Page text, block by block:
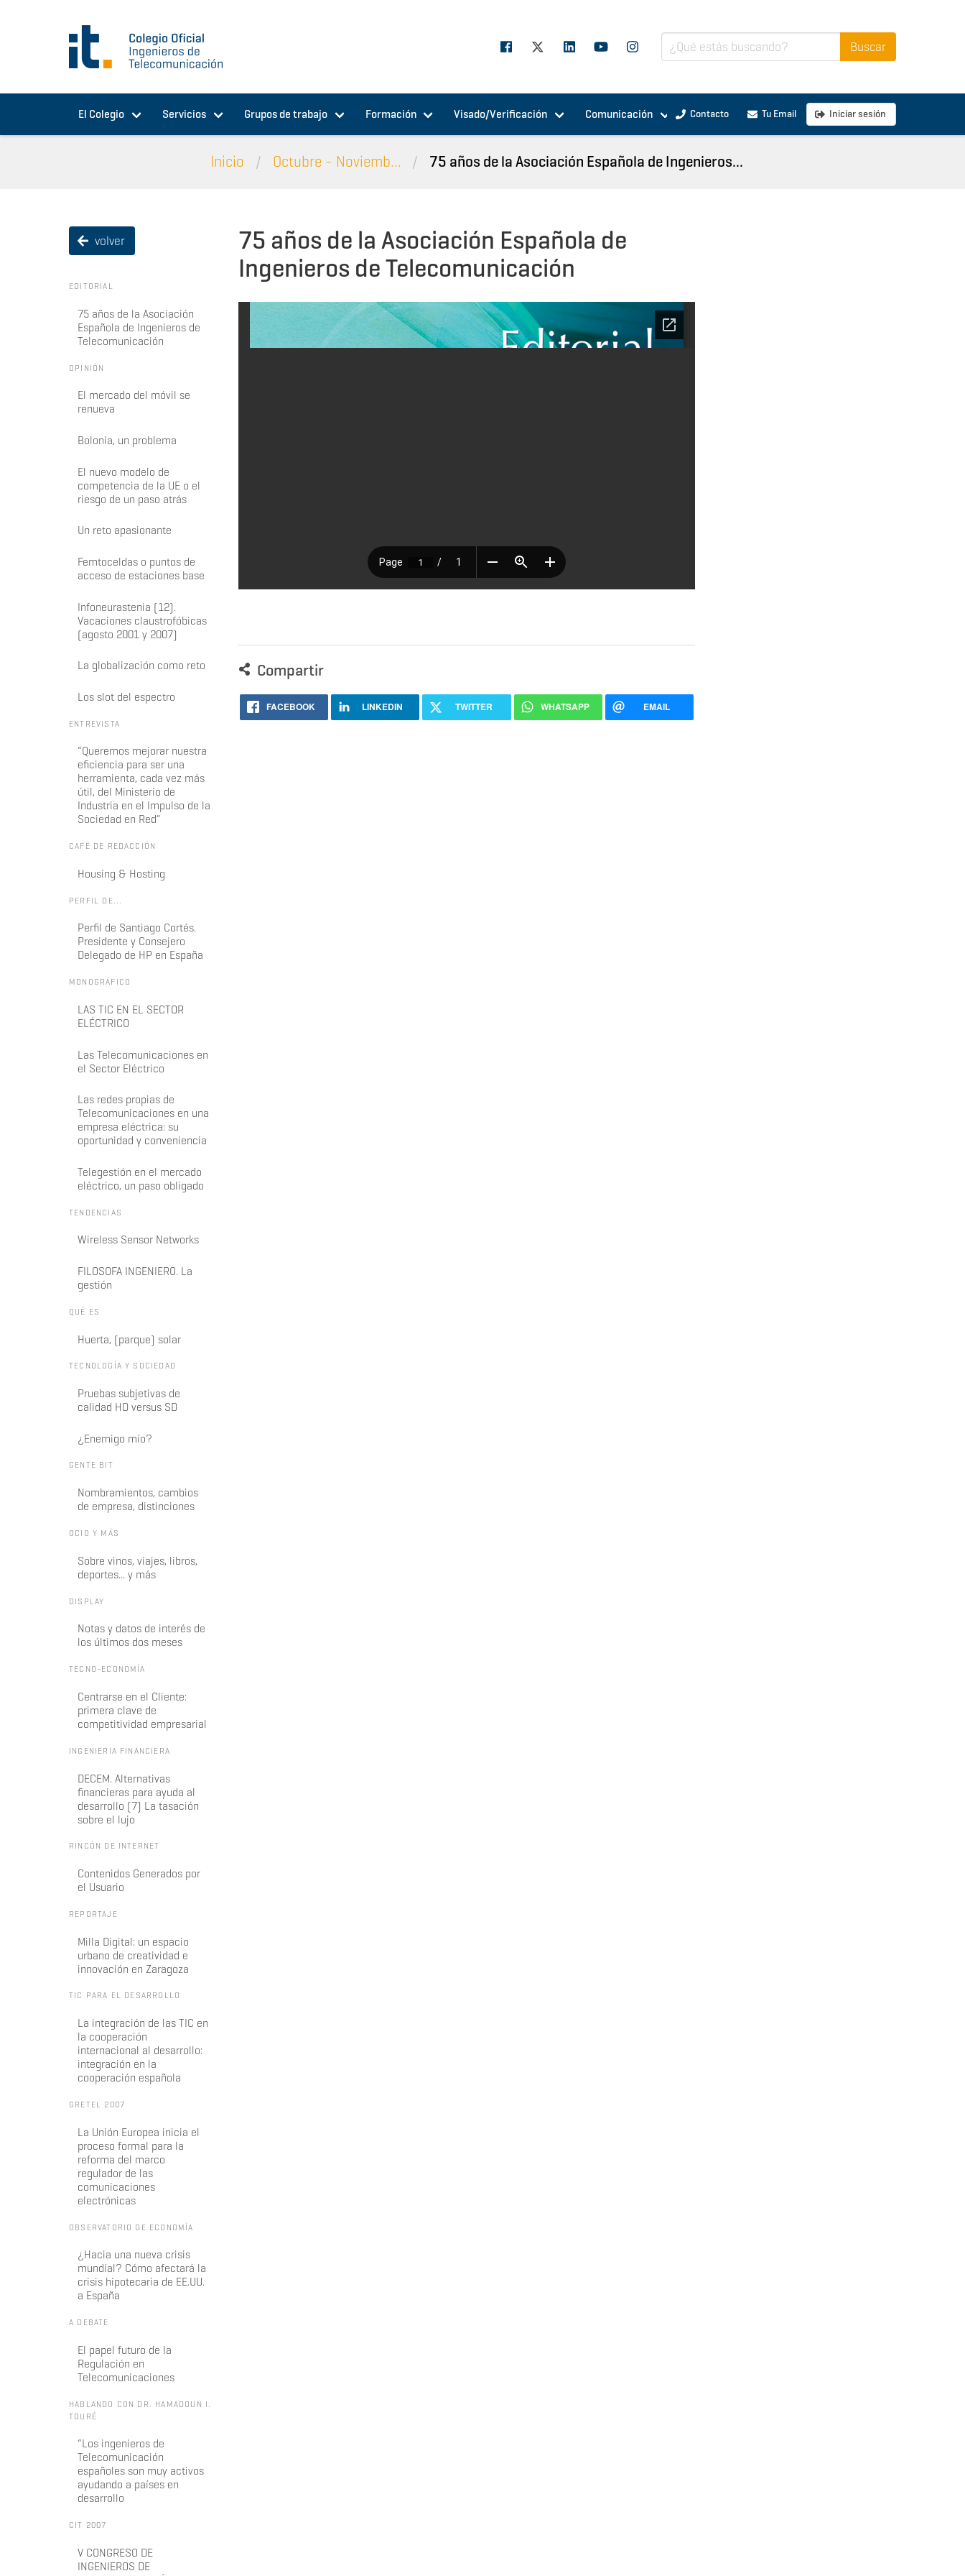
El Colegio Servicios Grupos de trabajo Formación Visado/Verificación Comunicación Contacto Tu Email Iniciar sesión
Inicio Octubre - Noviemb... 75 años de la Asociación Española de Ingenieros...
volver
EDITORIAL
75 años de la Asociación
Española de Ingenieros de
Telecomunicación
OPINIÓN
El mercado del móvil se
renueva
Bolonia, un problema
El nuevo modelo de
competencia de la UE o el
riesgo de un paso atrás
Un reto apasionante
Femtoceldas o puntos de
acceso de estaciones base
Infoneurastenia (12).
Vacaciones claustrofóbicas
(agosto 2001 y 2007)
La globalización como reto
Los slot del espectro
ENTREVISTA
“Queremos mejorar nuestra
eficiencia para ser una
herramienta, cada vez más
útil, del Ministerio de
Industria en el Impulso de la
Sociedad en Red”
CAFÉ DE REDACCIÓN
Housing & Hosting
PERFIL DE...
Perfil de Santiago Cortés.
Presidente y Consejero
Delegado de HP en España
MONOGRÁFICO
LAS TIC EN EL SECTOR
ELÉCTRICO
Las Telecomunicaciones en
el Sector Eléctrico
Las redes propias de
Telecomunicaciones en una
empresa eléctrica: su
oportunidad y conveniencia
Telegestión en el mercado
eléctrico, un paso obligado
TENDENCIAS
Wireless Sensor Networks
FILOSOFA INGENIERO. La
gestión
QUÉ ES
Huerta, (parque) solar
TECNOLOGÍA Y SOCIEDAD
Pruebas subjetivas de
calidad HD versus SD
¿Enemigo mío?
GENTE BIT
Nombramientos, cambios
de empresa, distinciones
OCIO Y MÁS
Sobre vinos, viajes, libros,
deportes... y más
DISPLAY
Notas y datos de interés de
los últimos dos meses
TECNO-ECONOMÍA
Centrarse en el Cliente:
primera clave de
competitividad empresarial
INGENIERIA FINANCIERA
DECEM. Alternativas
financieras para ayuda al
desarrollo (7) La tasación
sobre el lujo
RINCÓN DE INTERNET
Contenidos Generados por
el Usuario
REPORTAJE
Milla Digital: un espacio
urbano de creatividad e
innovación en Zaragoza
TIC PARA EL DESARROLLO
La integración de las TIC en
la cooperación
internacional al desarrollo:
integración en la
cooperación española
GRETEL 2007
La Unión Europea inicia el
proceso formal para la
reforma del marco
regulador de las
comunicaciones
electrónicas
OBSERVATORIO DE ECONOMÍA
¿Hacia una nueva crisis
mundial? Cómo afectará la
crisis hipotecaria de EE.UU.
a España
A DEBATE
El papel futuro de la
Regulación en
Telecomunicaciones
HABLANDO CON DR. HAMADOUN I.
TOURÉ
“Los ingenieros de
Telecomunicación
españoles son muy activos
ayudando a países en
desarrollo
CIT 2007
V CONGRESO DE
INGENIEROS DE
75 años de la Asociación Española de
Ingenieros de Telecomunicación
Compartir
FACEBOOK LINKEDIN TWITTER WHATSAPP EMAIL